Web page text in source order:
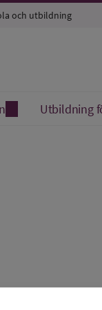
och utbildning
Utbildning